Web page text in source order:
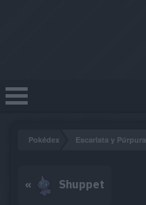
Pokédex Escarlata y Púrpura
« Shuppet